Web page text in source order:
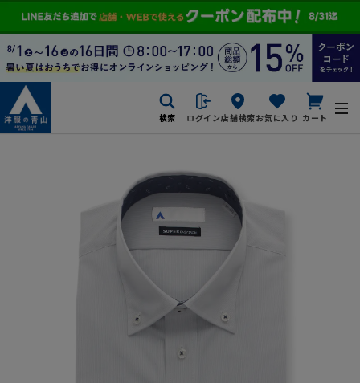
検索 ログイン店舗検索お気に入り カート